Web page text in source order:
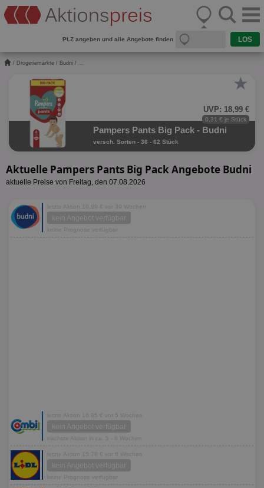
PLZ angeben und alle Angebote finden
/ Drogeriemärkte / Budni / ...
★
UVP: 18,99 €
0,31 € je Stück
Pampers Pants Big Pack - Budni
versch. Sorten - 36 - 62 Stück
Aktuelle Pampers Pants Big Pack Angebote Budni
aktuelle Preise von Freitag, den 07.08.2026
letzte Aktion 16,99 € vor 39 Wochen
kein Angebot verfügbar
keine Prognose verfügbar
letzte Aktion 16,95 € vor 5 Wochen
kein Angebot verfügbar
nächste Aktion in ca. 5 - 6 Wochen
letzte Aktion 15,78 € vor 6 Wochen
kein Angebot verfügbar
keine Prognose verfügbar